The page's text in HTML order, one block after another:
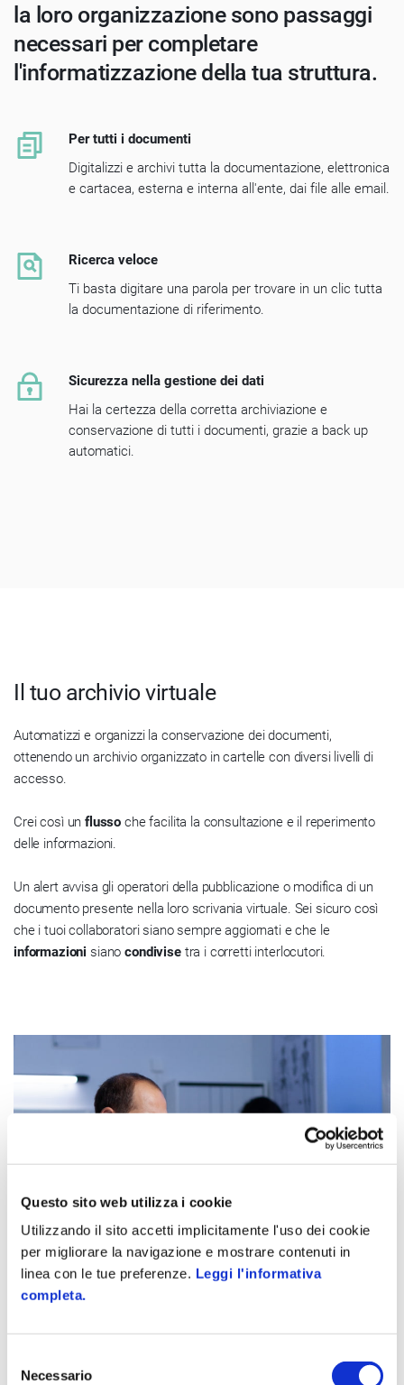
Questo sito web utilizza i cookie
Utilizzando il sito accetti implicitamente l'uso dei cookie
per migliorare la navigazione e mostrare contenuti in
linea con le tue preferenze. Leggi l'informativa
completa.
delNecessario
la loro organizzazione sono passaggi
necessari per completare
l'informatizzazione della tua struttura.
Per tutti i documenti
Digitalizzi e archivi tutta la documentazione, elettronica
e cartacea, esterna e interna all'ente, dai file alle email.
Ricerca veloce
Ti basta digitare una parola per trovare in un clic tutta
la documentazione di riferimento.
Sicurezza nella gestione dei dati
Hai la certezza della corretta archiviazione e
conservazione di tutti i documenti, grazie a back up
automatici.
Il tuo archivio virtuale
Automatizzi e organizzi la conservazione dei documenti,
ottenendo un archivio organizzato in cartelle con diversi livelli di
accesso.
Crei così unflussoche facilita la consultazione e il reperimento
delle informazioni.
Un alert avvisa gli operatori della pubblicazione o modifica di un
documento presente nella loro scrivania virtuale. Sei sicuro così
che i tuoi collaboratori siano sempre aggiornati e che le
informazioni sianocondivise tra i corretti interlocutori.